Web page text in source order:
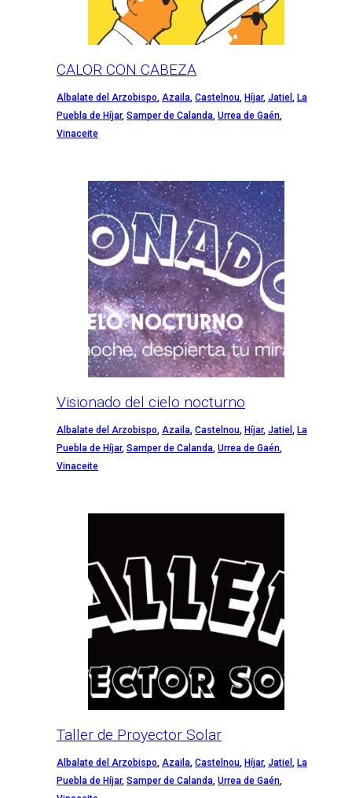
CALOR CON CABEZA
Albalate del Arzobispo, Azaila, Castelnou, Híjar, Jatiel , La
Puebla de Híjar, Samper de Calanda, Urrea de Gaén,
Vinaceite
Visionado del cielo nocturno
Albalate del Arzobispo, Azaila, Castelnou, Híjar, Jatiel , La
Puebla de Híjar, Samper de Calanda, Urrea de Gaén,
Vinaceite
Taller de Proyector Solar
Albalate del Arzobispo, Azaila, Castelnou, Híjar, Jatiel , La
Puebla de Híjar, Samper de Calanda, Urrea de Gaén,